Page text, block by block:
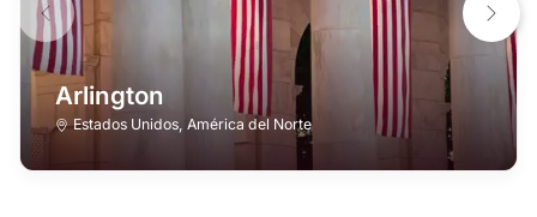
Arlington
Estados Unidos, América del Norte